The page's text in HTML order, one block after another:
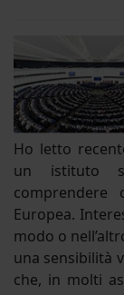
Ho letto
un istituto
comprendere
Europea.
modo o
una sensibilità
che, in molti